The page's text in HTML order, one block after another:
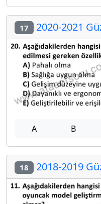
17 2020-2021
A B
18 2018-2019